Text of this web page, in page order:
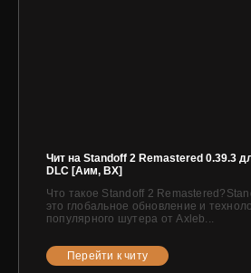
Чит на Standoff 2 Remastered 0.39.3
DLC [Аим, ВХ]
Что такое Standoff 2
это глобальное обновление и
популярного шутера от Axleb...
Перейти к читу